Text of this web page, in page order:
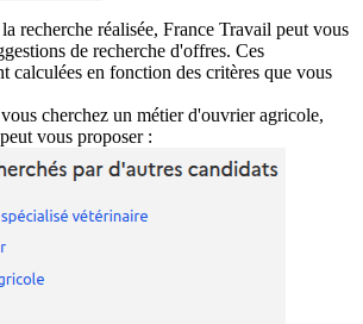
recherche réalisée, France Travail peut vous
de recherche d'offres. Ces
calculées en fonction des critères que vous
cherchez un métier d'ouvrier agricole,
vous proposer :